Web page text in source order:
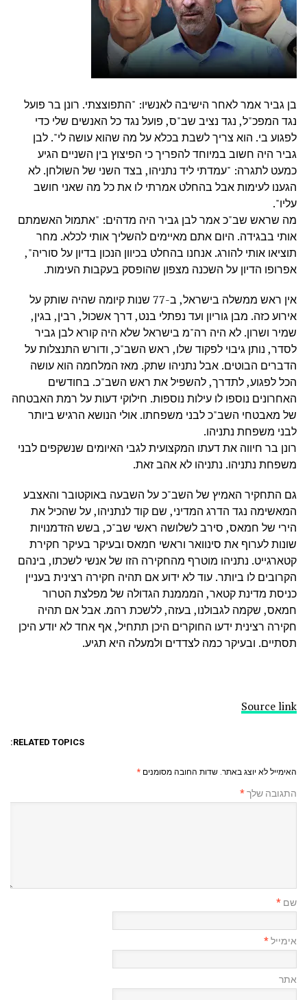
בן גביר אמר לאחר הישיבה לאנשיו: "התפוצצתי. רונן בר פועל
נגד המפכ"ל, נגד נציב שב"ס, פועל נגד כל האנשים שלי כדי
לפגוע בי. הוא צריך לשבת בכלא על מה שהוא עושה לי". לבן
גביר היה חשוב במיוחד להפריך כי הפיצוץ בין השניים הגיע
כמעט לתגרה: "עמדתי ליד נתניהו, בצד השני של השולחן. לא
הגענו לעימות אבל בהחלט אמרתי לו את כל מה שאני חושב
עליו".
מה שראש שב"כ אמר לבן גביר היה מדהים: "אתמול האשמתם
אותי בבגידה. היום אתם מאיימים להשליך אותי לכלא. מחר
תוציאו אותי להורג. אנחנו בהחלט בכיוון הנכון בדיון על סוריה",
אפרופו הדיון על השכנה מצפון שהופסק בעקבות העימות.
אין ראש ממשלה בישראל, ב-77 שנות קיומה שהיה שותק על
אירוע כזה. מבן גוריון ועד נפתלי בנט, דרך אשכול, רבין, בגין,
שמיר ושרון. לא היה רה"מ בישראל שלא היה קורא לבן גביר
לסדר, נותן גיבוי לפקוד שלו, ראש השב"כ, ודורש התנצלות על
הדברים הבוטים. אבל נתניהו שתק. מאז המלחמה הוא עושה
הכל לפגוע, לתדרך, להשפיל את ראש השב"כ. בחודשים
האחרונים נוספו לו עילות נוספות. חילוקי דעות על רמת האבטחה
של מאבטחי השב"כ לבני משפחתו. אולי הנושא הרגיש ביותר
לבני משפחת נתניהו.
רונן בר חיווה את דעתו המקצועית לגבי האיומים שנשקפים לבני
משפחת נתניהו. נתניהו לא אהב זאת.
גם התחקיר האמיץ של השב"כ על השבעה באוקטובר והאצבע
המאשימה נגד הדרג המדיני, שם קוד לנתניהו, על שהכיל את
הירי של חמאס, סירב לשלושה ראשי שב"כ, בשש הזדמנויות
שונות לערוף את סינוואר וראשי חמאס ובעיקר בעיקר חקירת
קטארגייט. נתניהו מוטרף מהחקירה הזו של אנשי לשכתו, בינהם
הקרובים לו ביותר. עוד לא ידוע אם תהיה חקירה רצינית בעניין
כניסת מדינת קטאר, המממנת הגדולה של מפלצת הטרור
חמאס, שקמה לגבולנו, בעזה, ללשכת רהמ. אבל אם תהיה
חקירה רצינית ידעו החוקרים היכן תתחיל, אף אחד לא יודע היכן
תסתיים. ובעיקר כמה לצדדים ולמעלה היא תגיע.
Source link
RELATED TOPICS:
האימייל לא יוצג באתר. שדות החובה מסומנים *
התגובה שלך*
שם *
אימייל*
אתר